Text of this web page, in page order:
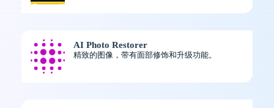
AI Photo Restorer
精致的图像，带有面部修饰和升级功能。